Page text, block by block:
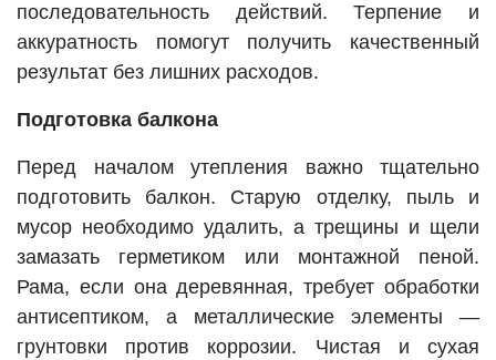
последовательность действий. Терпение и
аккуратность помогут получить качественный
результат без лишних расходов.
Подготовка балкона
Перед началом утепления важно тщательно
подготовить балкон. Старую отделку, пыль и
мусор необходимо удалить, а трещины и щели
замазать герметиком или монтажной пеной.
Рама, если она деревянная, требует обработки
антисептиком, а металлические элементы —
грунтовки против коррозии. Чистая и сухая